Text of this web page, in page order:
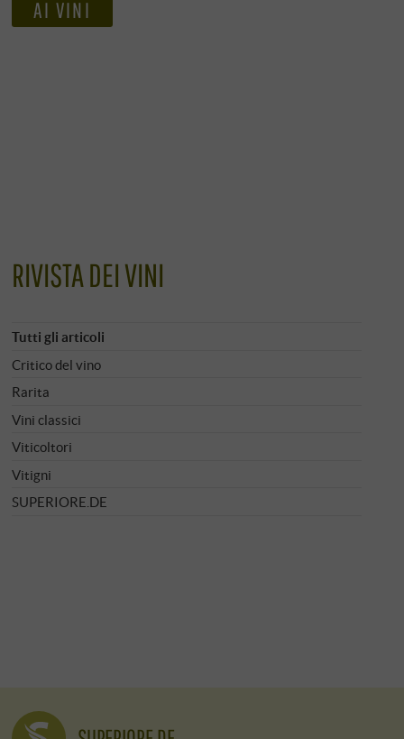
AI VINI
RIVISTA DEI VINI
Tutti gli articoli
Critico del vino
Rarita
Vini classici
Viticoltori
Vitigni
SUPERIORE.DE